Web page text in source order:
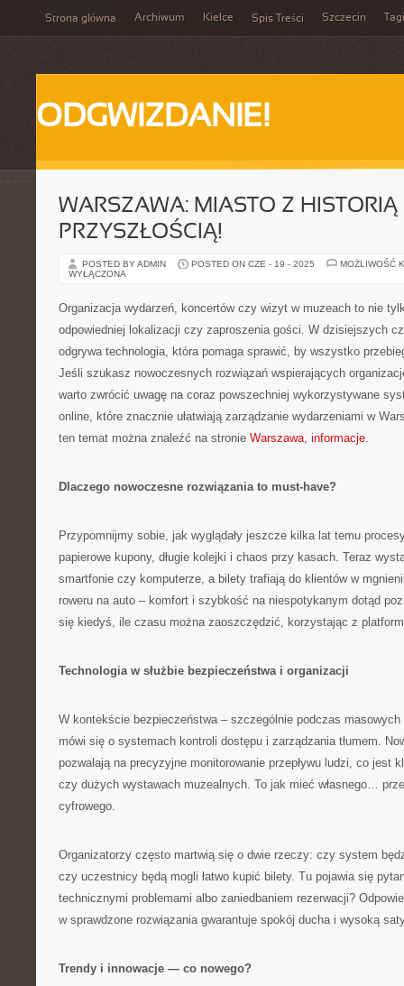
Strona główna Archiwum Kielce Spis Treści Szczecin Tagi
ODGWIZDANIE!
WARSZAWA: MIASTO Z HISTORIĄ
PRZYSZŁOŚCIĄ!
POSTED BY ADMIN POSTED ON CZE - 19 - 2025
MOŻLIWOŚĆ
WYŁĄCZONA
Organizacja wydarzeń, koncertów czy wizyt w muzeach to nie
odpowiedniej lokalizacji czy zaproszenia gości. W dzisiejszych
odgrywa technologia, która pomaga sprawić, by wszystko
Jeśli szukasz nowoczesnych rozwiązań wspierających
warto zwrócić uwagę na coraz powszechniej wykorzystywane
online, które znacznie ułatwiają zarządzanie wydarzeniami w
ten temat można znaleźć na stronie Warszawa, informacje.
Dlaczego nowoczesne rozwiązania to must-have?
Przypomnijmy sobie, jak wyglądały jeszcze kilka lat temu
papierowe kupony, długie kolejki i chaos przy kasach. Teraz
smartfonie czy komputerze, a bilety trafiają do klientów w
roweru na auto – komfort i szybkość na niespotykanym dotąd
się kiedyś, ile czasu można zaoszczędzić, korzystając z
Technologia w służbie bezpieczeństwa i organizacji
W kontekście bezpieczeństwa – szczególnie podczas
mówi się o systemach kontroli dostępu i zarządzania tłumem.
pozwalają na precyzyjne monitorowanie przepływu ludzi, co jest
czy dużych wystawach muzealnych. To jak mieć własnego…
cyfrowego.
Organizatorzy często martwią się o dwie rzeczy: czy system
czy uczestnicy będą mogli łatwo kupić bilety. Tu pojawia się
technicznymi problemami albo zaniedbaniem rezerwacji?
w sprawdzone rozwiązania gwarantuje spokój ducha i wysoką
Trendy i innowacje — co nowego?